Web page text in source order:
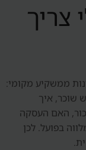
צריך
ממשקיע מקומי:
שוכר, איך
האם העסקה
בפועל. לכן